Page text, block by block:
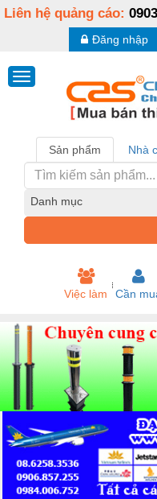
Liên hệ quảng cáo:
Đăng nhập
Sản phẩm Nhà
Danh mục
Việc làm Cần